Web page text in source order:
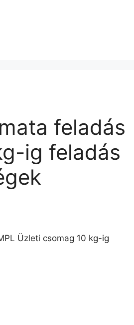
feladás
ig feladás
Üzleti csomag 10 kg-ig